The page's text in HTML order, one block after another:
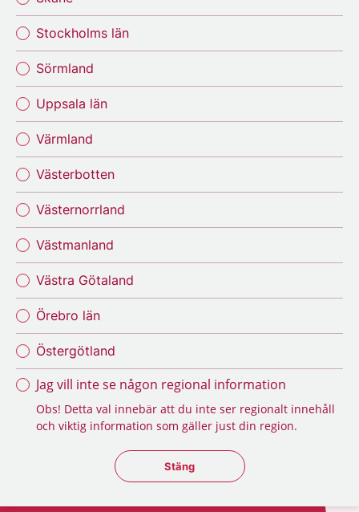
Stockholms län
Sörmland
Uppsala län
Värmland
Västerbotten
Västernorrland
Västmanland
Västra Götaland
Örebro län
Östergötland
Jag vill inte se någon regional information
Obs! Detta val innebär att du inte ser regionalt innehåll
och viktig information som gäller just din region.
Stäng regionsväljaren
Stäng